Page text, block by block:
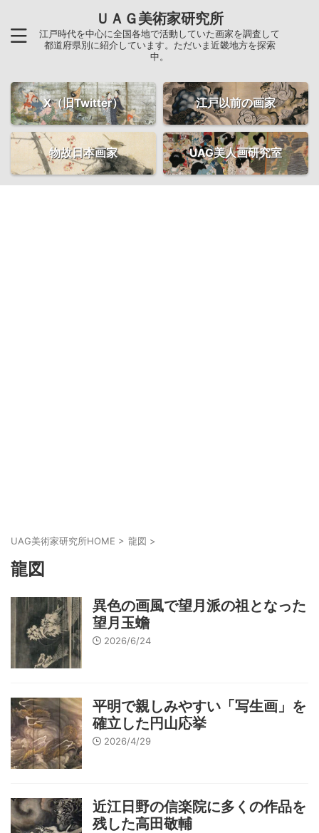
ＵＡＧ美術家研究所
江戸時代を中心に全国各地で活動していた画家を調査して
都道府県別に紹介しています。ただいま近畿地方を探索
中。
X（旧Twitter） 江戸以前の画家
物故日本画家 UAG美人画研究室
UAG美術家研究所HOME > 龍図 >
龍図
異色の画風で望月派の祖となった
望月玉蟾
2026/6/24
平明で親しみやすい「写生画」を
確立した円山応挙
2026/4/29
近江日野の信楽院に多くの作品を
残した高田敬輔